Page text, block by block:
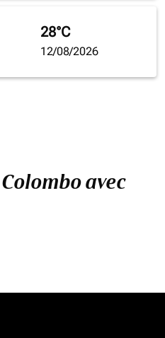
28°C
12/08/2026
avec